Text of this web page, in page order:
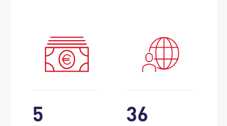
5 36